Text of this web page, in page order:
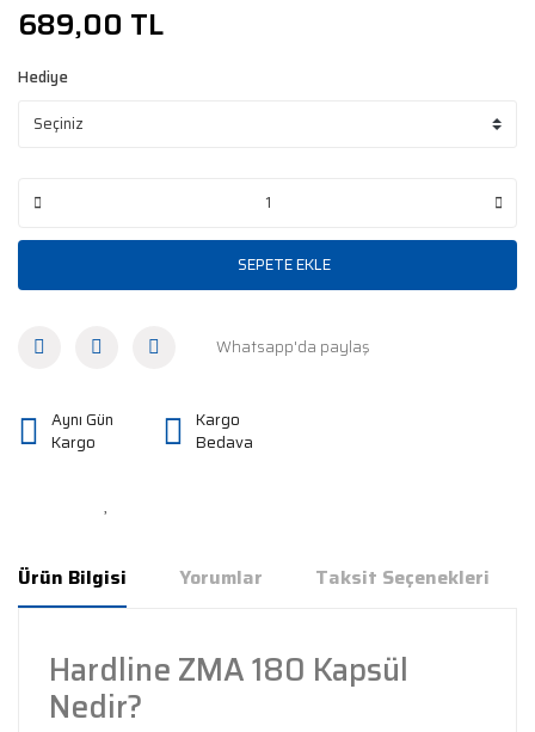
689,00 TL
Hediye
SEPETE EKLE
Whatsapp'da paylaş
Aynı Gün
Kargo
Kargo
Bedava
Ürün Bilgisi Yorumlar Taksit Seçenekleri
Hardline ZMA 180 Kapsül
Nedir?